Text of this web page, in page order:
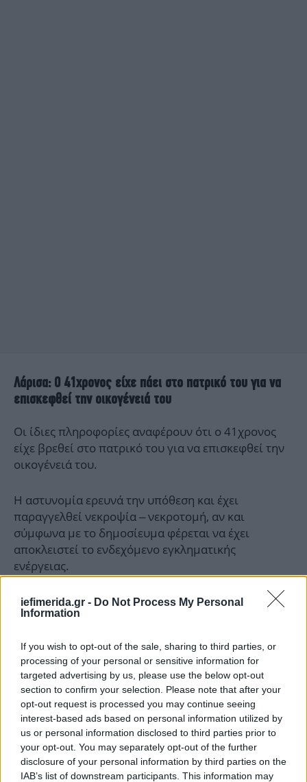
iefimerida.gr - Do Not Process My Personal
Information
If you wish to opt-out of the sale, sharing to third parties, or
processing of your personal or sensitive information for
targeted advertising by us, please use the below opt-out
section to confirm your selection. Please note that after your
opt-out request is processed you may continue seeing
interest-based ads based on personal information utilized by
us or personal information disclosed to third parties prior to
your opt-out. You may separately opt-out of the further
disclosure of your personal information by third parties on the
IAB’s list of downstream participants. This information may
Λάρισα: Ο 41χρονος είχε πάει στο πατρικό του για να
επισκεφθεί την οικογένειά του
Οι ίδιες πληροφορίες αναφέρουν ότι ο 41χρονος
είχε βρεθεί στο πατρικό του για να επισκεφθεί την
οικογένειά του.
Η αστυνομία ερευνά την υπόθεση και έχει
παραγγελθεί νεκροψία – νεκροτομή, αν και
σύμφωνα με το δημοσίευμα φέρεται να έχει
αποκλειστεί το ενδεχόμενο εγκληματικής
ενέργειας.